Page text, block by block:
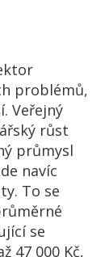
problémů,
Veřejný
růst
průmysl
navíc
To se
se
47 000 Kč,